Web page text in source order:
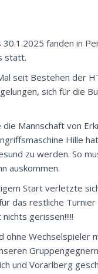
30.1.2025 fanden in
statt.
seit Bestehen der
sich für die
Mannschaft von
Hille
zu werden. So
auskommen.
Start verletzte
das restliche
gerissen!!!!!
ohne Wechselspieler
und Vorarlberg